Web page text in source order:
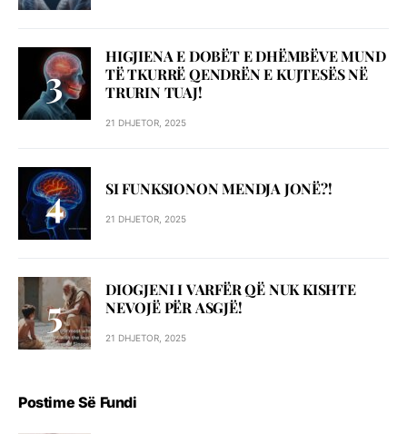
HIGJIENA E DOBËT E DHËMBËVE MUND
TË TKURRË QENDRËN E KUJTESËS NË
TRURIN TUAJ!
21 DHJETOR, 2025
SI FUNKSIONON MENDJA JONË?!
21 DHJETOR, 2025
DIOGJENI I VARFËR QË NUK KISHTE
NEVOJË PËR ASGJË!
21 DHJETOR, 2025
Postime Së Fundi